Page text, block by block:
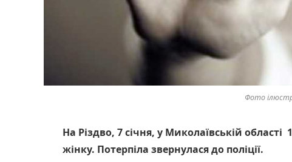
Фото
На Різдво, 7 січня, у Миколаївській
жінку. Потерпіла звернулася до поліції.